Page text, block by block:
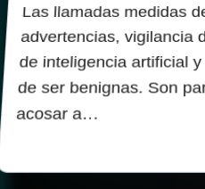
Las llamadas medidas
advertencias, vigilancia
de inteligencia artificial
de ser benignas. Son
acosar a…